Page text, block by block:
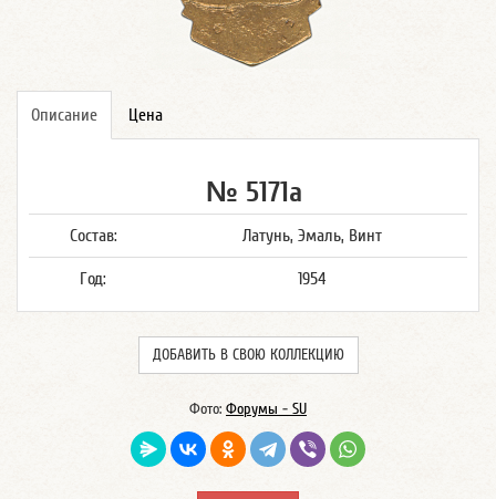
Описание Цена
№ 5171а
Состав: Латунь, Эмаль, Винт
Год: 1954
ДОБАВИТЬ В СВОЮ КОЛЛЕКЦИЮ
Фото: Форумы - SU